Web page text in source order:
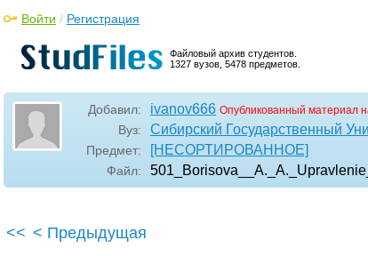
Файловый архив студентов.
1327 вузов, 5478 предметов.
Войти / Регистрация
Добавил: ivanov666 Опубликованный материал
Вуз: Сибирский Государственный
Предмет: [НЕСОРТИРОВАННОЕ]
Файл:
<< < Предыдущая